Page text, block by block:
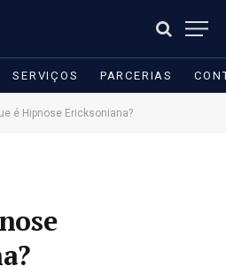
SERVIÇOS PARCERIAS
é Hipnose Ericksoniana?